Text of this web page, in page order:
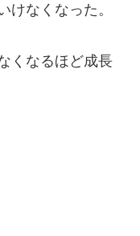
けなくなった。
くなるほど成長